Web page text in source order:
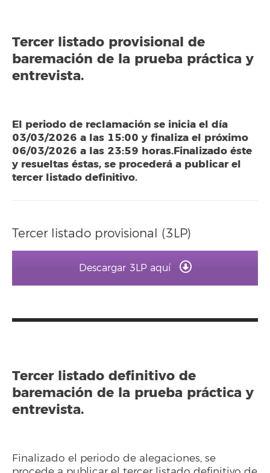
Tercer listado provisional de
baremación de la prueba práctica y
entrevista.
El periodo de reclamación se inicia el día
03/03/2026 a las 15:00 y finaliza el próximo
06/03/2026 a las 23:59 horas.Finalizado éste
y resueltas éstas, se procederá a publicar el
tercer listado definitivo.
Tercer listado provisional (3LP)
Descargar 3LP aquí
Tercer listado definitivo de
baremación de la prueba práctica y
entrevista.
Finalizado el periodo de alegaciones, se